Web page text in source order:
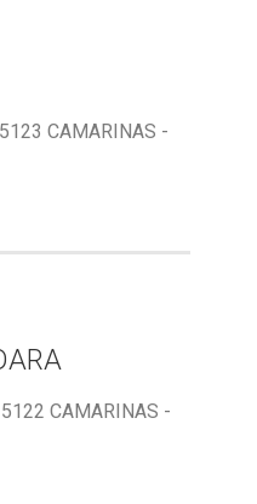
CAMARINAS -
CAMARINAS -